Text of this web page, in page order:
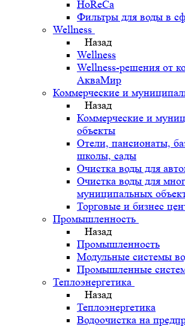
HoReCa
Фильтры для воды в
Wellness
Назад
Wellness
Wellness-решения от
АкваМир
Коммерческие и
Назад
Коммерческие и
объекты
Отели, пансионаты,
школы, сады
Очистка воды для
Очистка воды для
муниципальных
Торговые и бизнес
Промышленность
Назад
Промышленность
Модульные системы
Промышленные
Теплоэнергетика
Назад
Теплоэнергетика
Водоочистка на